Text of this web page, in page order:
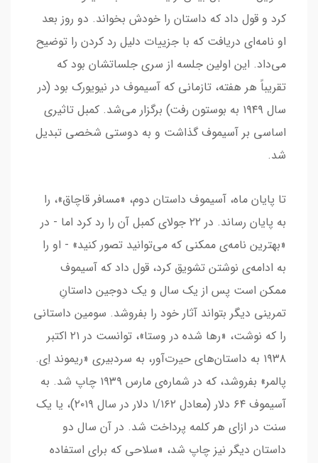
کرد و قول داد که داستان را خودش بخواند. دو روز بعد
او نامه‌ای دریافت که با جزییات دلیل رد کردن را توضیح
می‌داد. این اولین جلسه از سری جلساتشان بود که
تقریباً هر هفته، تازمانی که آسیموف در نیویورک بود (در
سال ۱۹۴۹ به بوستون رفت) برگزار می‌شد. کمبل تاثیری
اساسی بر آسیموف گذاشت و به دوستی شخصی تبدیل
شد.
تا پایان ماه، آسیموف داستان دوم، «مسافر قاچاق»، را
به پایان رساند. در ۲۲ جولای کمبل آن را رد کرد اما - در
«بهترین نامه‌ی ممکنی که می‌توانید تصور کنید» - او را
به ادامه‌ی نوشتن تشویق کرد، قول داد که آسیموف
ممکن است پس از یک سال و یک دوجین داستانِ
تمرینی دیگر بتواند آثار خود را بفروشد. سومین داستانی
را که نوشت، «رها شده در وستا»، توانست در ۲۱ اکتبر
۱۹۳۸ به داستان‌های حیرت‌آور، به سردبیری «ریموند اِی.
پالمر» بفروشد، که در شماره‌ی مارس ۱۹۳۹ چاپ شد. به
آسیموف ۶۴ دلار (معادل ۱/۱۶۲ دلار در سال ۲۰۱۹)، یا یک
سنت در ازای هر کلمه پرداخت شد. در آن سال دو
داستان دیگر نیز چاپ شد، «سلاحی که برای استفاده